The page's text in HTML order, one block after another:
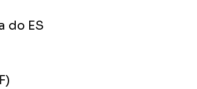
do ES